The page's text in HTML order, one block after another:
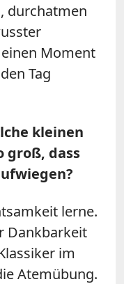
durchatmen
Moment
Tag
kleinen
groß, dass
lerne.
Dankbarkeit
im
Atemübung.